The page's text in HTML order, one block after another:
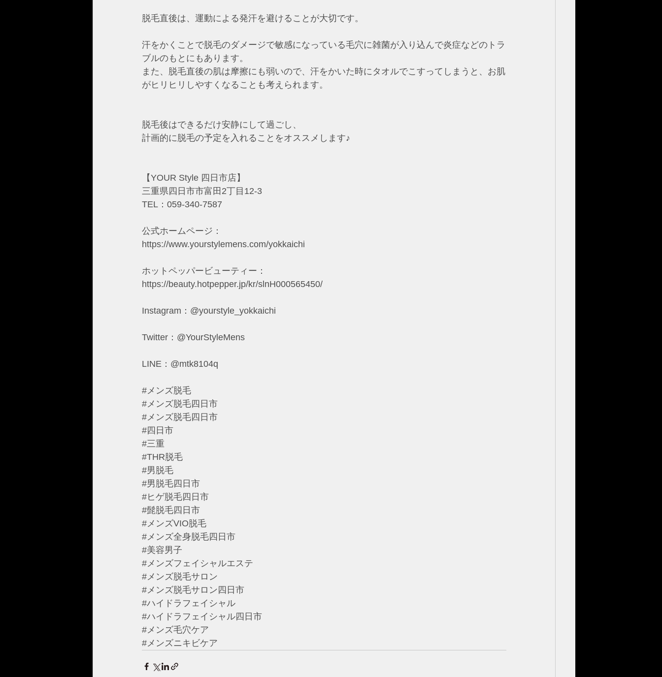
脱毛直後は、運動による発汗を避けることが大切です。
汗をかくことで脱毛のダメージで敏感になっている毛穴に雑菌が入り込んで炎症などのトラ
ブルのもとにもあります。
また、脱毛直後の肌は摩擦にも弱いので、汗をかいた時にタオルでこすってしまうと、お肌
がヒリヒリしやすくなることも考えられます。
脱毛後はできるだけ安静にして過ごし、
計画的に脱毛の予定を入れることをオススメします♪
【YOUR Style 四日市店】
三重県四日市市富田2丁目12-3
TEL：059-340-7587
公式ホームページ：
https://www.yourstylemens.com/yokkaichi
ホットペッパービューティー：
https://beauty.hotpepper.jp/kr/slnH000565450/
Instagram：@yourstyle_yokkaichi
Twitter：@YourStyleMens
LINE：@mtk8104q
#メンズ脱毛
#メンズ脱毛四日市
#メンズ脱毛四日市
#四日市
#三重
#THR脱毛
#男脱毛
#男脱毛四日市
#ヒゲ脱毛四日市
#髭脱毛四日市
#メンズVIO脱毛
#メンズ全身脱毛四日市
#美容男子
#メンズフェイシャルエステ
#メンズ脱毛サロン
#メンズ脱毛サロン四日市
#ハイドラフェイシャル
#ハイドラフェイシャル四日市
#メンズ毛穴ケア
#メンズニキビケア